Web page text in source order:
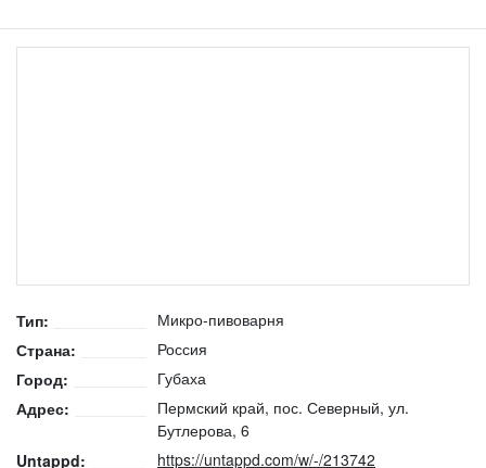
Тип:
Микро-пивоварня
Страна:
Россия
Город:
Губаха
Адрес:
Пермский край, пос. Северный, ул.
Бутлерова, 6
Untappd:
https://untappd.com/w/-/213742